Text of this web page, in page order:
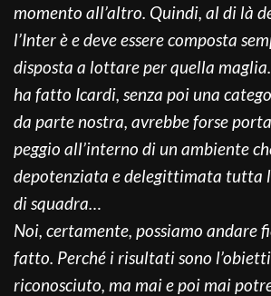
momento all’altro. Quindi, al di là
l’Inter è e deve essere composta
disposta a lottare per quella
ha fatto Icardi, senza poi una
da parte nostra, avrebbe forse
peggio all’interno di un ambiente
depotenziata e delegittimata tutta
di squadra…
Noi, certamente, possiamo andare
fatto. Perché i risultati sono
riconosciuto, ma mai e poi mai